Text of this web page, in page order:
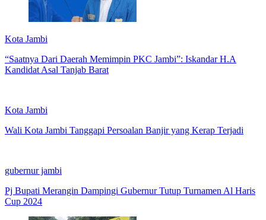
Kota Jambi
“Saatnya Dari Daerah Memimpin PKC Jambi”: Iskandar H.A
Kandidat Asal Tanjab Barat
Kota Jambi
Wali Kota Jambi Tanggapi Persoalan Banjir yang Kerap Terjadi
gubernur jambi
Pj Bupati Merangin Dampingi Gubernur Tutup Turnamen Al Haris
Cup 2024